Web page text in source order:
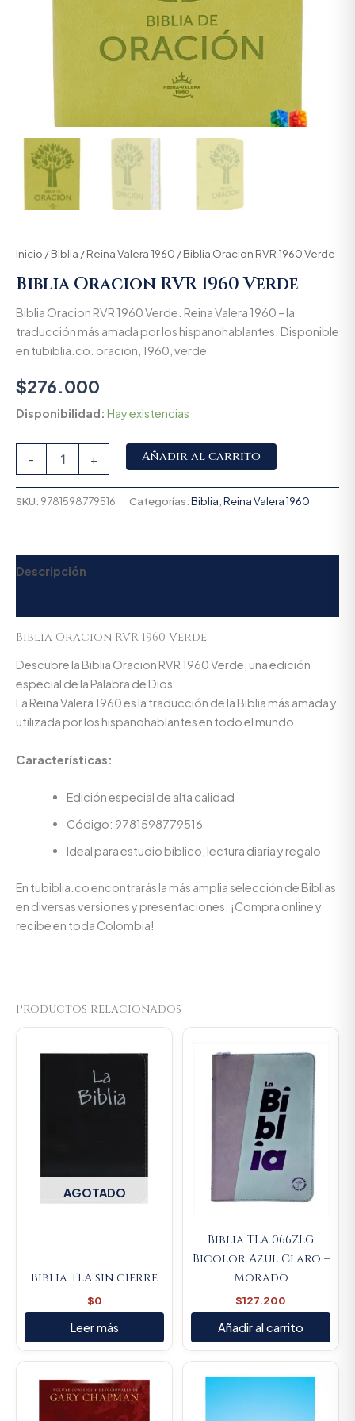
Inicio /Biblia /Reina Valera 1960 / Biblia Oracion RVR 1960 Verde
Biblia Oracion RVR 1960 Verde
Biblia Oracion RVR 1960 Verde. Reina Valera 1960 – la
traducción más amada por los hispanohablantes. Disponible
en tubiblia.co. oracion, 1960, verde
$276.000
Disponibilidad: Hay existencias
- + Añadir al carrito
SKU: 9781598779516 Categorías:Biblia Reina Valera 1960
Descripción
Biblia Oracion RVR 1960 Verde
Descubre la Biblia Oracion RVR 1960 Verde, una edición
especial de la Palabra de Dios.
La Reina Valera 1960 es la traducción de la Biblia más amada y
utilizada por los hispanohablantes en todo el mundo.
Características:
Edición especial de alta calidad
Código: 9781598779516
Ideal para estudio bíblico, lectura diaria y regalo
En tubiblia.co encontrarás la más amplia selección de Biblias
en diversas versiones y presentaciones. ¡Compra online y
recibe en toda Colombia!
Productos relacionados
AGOTADO
Biblia TLA sin cierre
$0
Leer más
Biblia TLA 066ZLG
Bicolor Azul Claro –
Morado
$127.200
Añadir al carrito